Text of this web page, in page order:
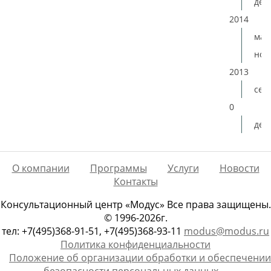
2014
мая
2013
0
О компании Программы Услуги
Новости
Контакты
Консультационный центр «Модус» Все права защищены.
© 1996-2026г.
тел: +7(495)368-91-51, +7(495)368-93-11 modus@modus.ru
Политика конфиденциальности
Положение об организации обработки и обеспечении